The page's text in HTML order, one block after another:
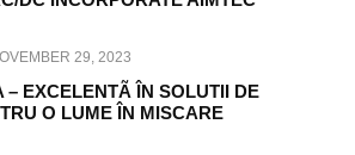
29, 2023
– EXCELENTÃ ÎN SOLUTII DE
O LUME ÎN MISCARE